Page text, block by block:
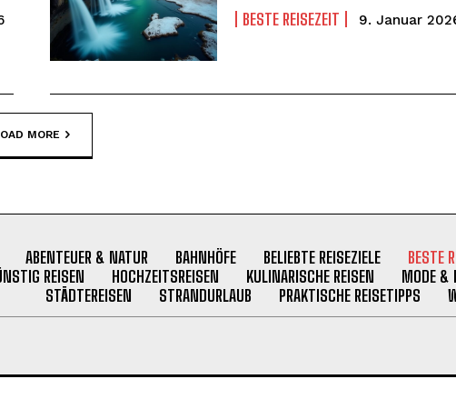
BESTE REISEZEIT 9. Januar
MORE
ABENTEUER & NATUR BAHNHÖFE BELIEBTE REISEZIELE BESTE
REISEN
HOCHZEITSREISEN KULINARISCHE REISEN MODE &
STÄDTEREISEN
STRANDURLAUB PRAKTISCHE REISETIPPS